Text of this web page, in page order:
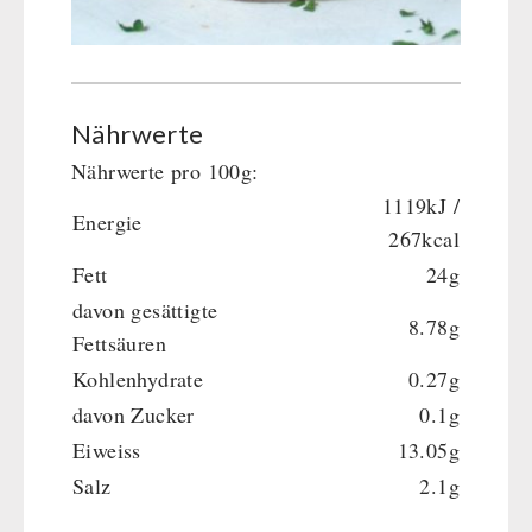
Nährwerte
Nährwerte pro 100g:
Energie
1119kJ /
267kcal
Fett
24g
davon gesättigte
Fettsäuren
8.78g
Kohlenhydrate
0.27g
davon Zucker
0.1g
Eiweiss
13.05g
Salz
2.1g